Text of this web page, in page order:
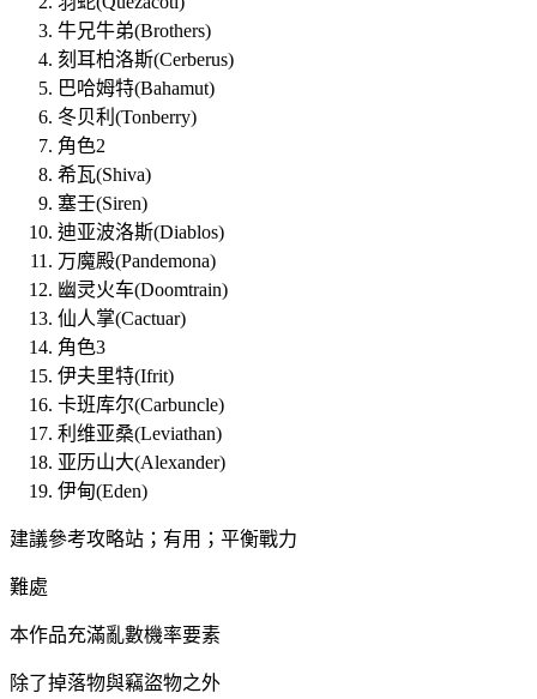
牛兄牛弟(Brothers)
刻耳柏洛斯(Cerberus)
巴哈姆特(Bahamut)
冬贝利(Tonberry)
角色2
希瓦(Shiva)
塞壬(Siren)
迪亚波洛斯(Diablos)
万魔殿(Pandemona)
幽灵火车(Doomtrain)
仙人掌(Cactuar)
角色3
伊夫里特(Ifrit)
卡班库尔(Carbuncle)
利维亚桑(Leviathan)
亚历山大(Alexander)
伊甸(Eden)
建議參考攻略站；有用；平衡戰力
難處
本作品充滿亂數機率要素
除了掉落物與竊盜物之外